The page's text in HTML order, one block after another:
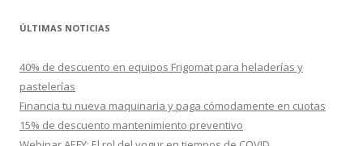
c
r
ÚLTIMAS NOTICIAS
40% de descuento en equipos Frigomat para heladerías y
pastelerías
Financia tu nueva maquinaria y paga cómodamente en cuotas
15% de descuento mantenimiento preventivo